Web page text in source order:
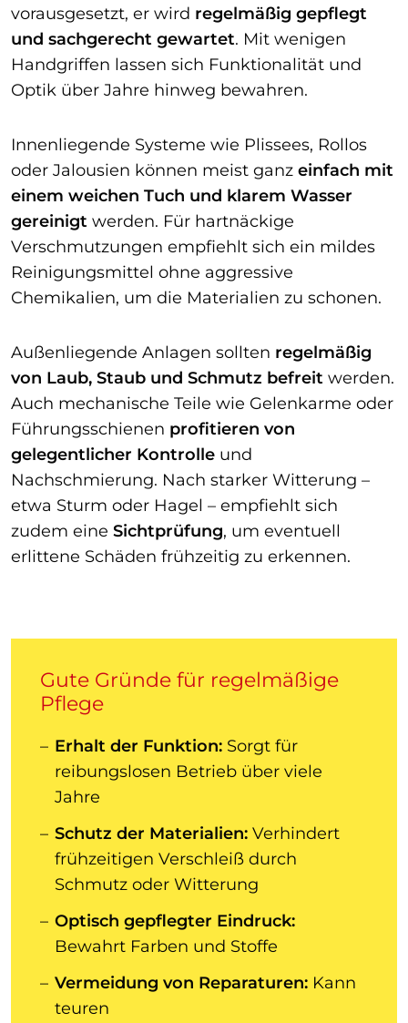
vorausgesetzt, er wird regelmäßig gepflegt
und sachgerecht gewartet. Mit wenigen
Handgriffen lassen sich Funktionalität und
Optik über Jahre hinweg bewahren.
Innenliegende Systeme wie Plissees, Rollos
oder Jalousien können meist ganz einfach mit
einem weichen Tuch und klarem Wasser
gereinigt werden. Für hartnäckige
Verschmutzungen empfiehlt sich ein mildes
Reinigungsmittel ohne aggressive
Chemikalien, um die Materialien zu schonen.
Außenliegende Anlagen sollten regelmäßig
von Laub, Staub und Schmutz befreit werden.
Auch mechanische Teile wie Gelenkarme oder
Führungsschienen profitieren von
gelegentlicher Kontrolle und
Nachschmierung. Nach starker Witterung –
etwa Sturm oder Hagel – empfiehlt sich
zudem eine Sichtprüfung, um eventuell
erlittene Schäden frühzeitig zu erkennen.
Gute Gründe für regelmäßige
Pflege
Erhalt der Funktion: Sorgt für
reibungslosen Betrieb über viele
Jahre
Schutz der Materialien: Verhindert
frühzeitigen Verschleiß durch
Schmutz oder Witterung
Optisch gepflegter Eindruck:
Bewahrt Farben und Stoffe
Vermeidung von Reparaturen: Kann
teuren